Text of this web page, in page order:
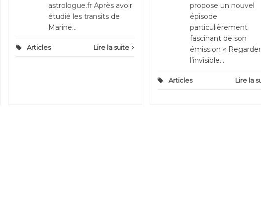
astrologue.fr Après avoir
étudié les transits de
Marine...
Articles Lire la suite
propose un nouvel
épisode
particulièrement
fascinant de son
émission « Regarder
l’invisible...
Articles Lire la